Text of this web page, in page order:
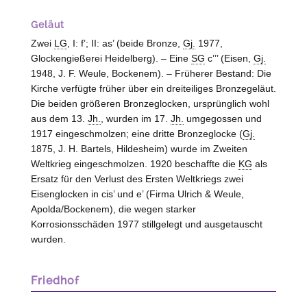
Geläut
Zwei LG , I: f’; II: as’ (beide Bronze, Gj. 1977,
Glockengießerei Heidelberg). – Eine SG c’’’ (Eisen, Gj.
1948, J. F. Weule, Bockenem). – Früherer Bestand: Die
Kirche verfügte früher über ein dreiteiliges Bronzegeläut.
Die beiden größeren Bronzeglocken, ursprünglich wohl
aus dem 13. Jh. , wurden im 17. Jh.
umgegossen und
1917 eingeschmolzen; eine dritte Bronzeglocke (Gj.
1875, J. H. Bartels, Hildesheim) wurde im Zweiten
Weltkrieg eingeschmolzen. 1920 beschaffte die KG als
Ersatz für den Verlust des Ersten Weltkriegs zwei
Eisenglocken in cis’ und e’ (Firma Ulrich & Weule,
Apolda/Bockenem), die wegen starker
Korrosionsschäden 1977 stillgelegt und ausgetauscht
wurden.
Friedhof